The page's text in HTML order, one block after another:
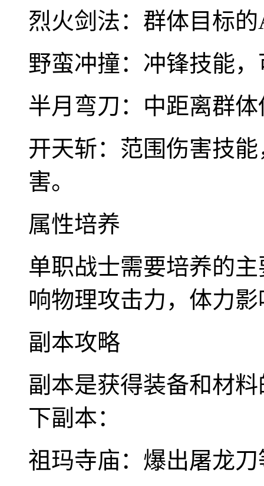
烈火剑法：群体目标
野蛮冲撞：冲锋技能
半月弯刀：中距离群
开天斩：范围伤害技
害。
属性培养
单职战士需要培养的
响物理攻击力，体力
副本攻略
副本是获得装备和材
下副本：
祖玛寺庙：爆出屠龙